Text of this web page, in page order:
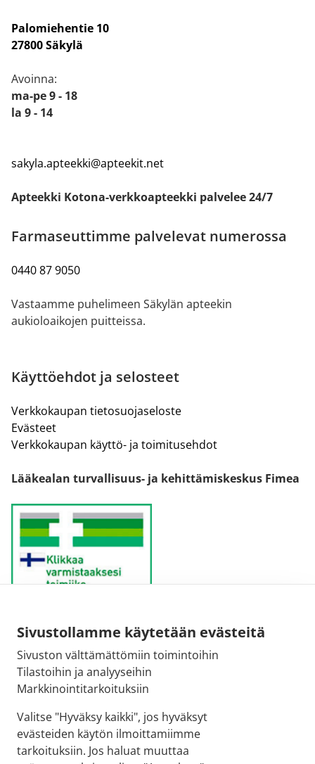
Sivustollamme käytetään evästeitä
Sivuston välttämättömiin toimintoihin
Tilastoihin ja analyyseihin
Markkinointitarkoituksiin
Valitse "Hyväksy kaikki", jos hyväksyt
evästeiden käytön ilmoittamiimme
tarkoituksiin. Jos haluat muuttaa
Palomiehentie 10
27800 Säkylä
Avoinna:
ma-pe 9 - 18
la 9 - 14
sakyla.apteekki@apteekit.net
Apteekki Kotona-verkkoapteekki palvelee 24/7
Farmaseuttimme palvelevat numerossa
0440 87 9050
Vastaamme puhelimeen Säkylän apteekin
aukioloaikojen puitteissa.
Käyttöehdot ja selosteet
Verkkokaupan tietosuojaseloste
Evästeet
Verkkokaupan käyttö- ja toimitusehdot
Lääkealan turvallisuus- ja kehittämiskeskus Fimea
Sähköpostiosoite:
kirjaamo@fimea.fi
029 522 3341